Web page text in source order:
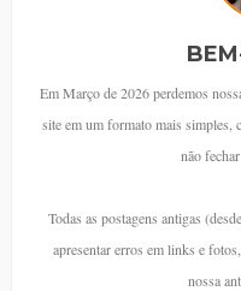
Em Março de 2026 perdemos
site em um formato mais simples,
não
Todas as postagens antigas
apresentar erros em links e
nossa